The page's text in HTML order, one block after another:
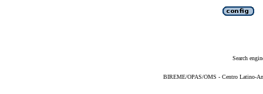
Search
BIREME/OPAS/OMS - Centro Latino-